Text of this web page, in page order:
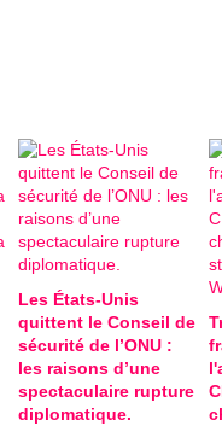
Les États-Unis
quittent le Conseil de
sécurité de l’ONU :
les raisons d’une
spectaculaire rupture
diplomatique.